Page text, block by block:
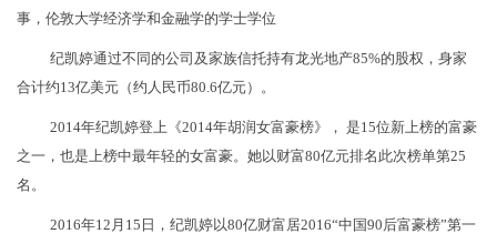
事，伦敦大学经济学和金融学的学士学位
纪凯婷通过不同的公司及家族信托持有龙光地产85%的股权，身家
合计约13亿美元（约人民币80.6亿元）。
2014年纪凯婷登上《2014年胡润女富豪榜》， 是15位新上榜的富豪
之一，也是上榜中最年轻的女富豪。她以财富80亿元排名此次榜单第25
名。
2016年12月15日，纪凯婷以80亿财富居2016“中国90后富豪榜”第一